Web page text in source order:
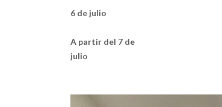
6 de julio
A partir del 7 de
julio